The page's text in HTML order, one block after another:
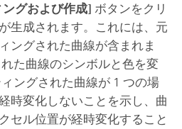
グおよび作成] ボタンをクリ
生成されます。これには、元
ングされた曲線が含まれま
た曲線のシンボルと色を変
ングされた曲線が 1 つの場
時変化しないことを示し、曲
セル位置が経時変化すること